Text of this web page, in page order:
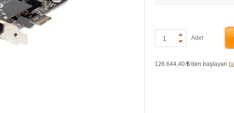
Adet
126.644,40 'den başlayan